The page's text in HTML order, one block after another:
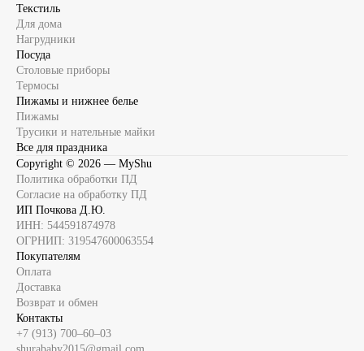
Текстиль
Для дома
Нагрудники
Посуда
Столовые приборы
Термосы
Пижамы и нижнее белье
Пижамы
Трусики и нательные майки
Все для праздника
Copyright © 2026 — MyShu
Политика обработки ПД
Согласие на обработку ПД
ИП Почкова Д.Ю.
ИНН: 544591874978
ОГРНИП: 319547600063554
Покупателям
Оплата
Доставка
Возврат и обмен
Контакты
+7 (913) 700‒60‒03